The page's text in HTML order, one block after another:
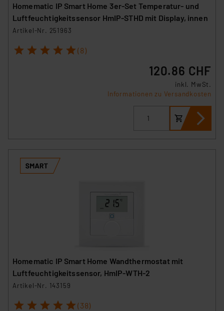
Homematic IP Smart Home 3er-Set Temperatur- und
Luftfeuchtigkeitssensor HmIP-STHD mit Display, innen
Artikel-Nr. 251963
1 2 3 4 5 (8)
120.86 CHF
inkl. MwSt.
Informationen zu Versandkosten
Homematic IP Smart Home Wandthermostat mit
Luftfeuchtigkeitssensor, HmIP-WTH-2
Artikel-Nr. 143159
1 2 3 4 5 (38)